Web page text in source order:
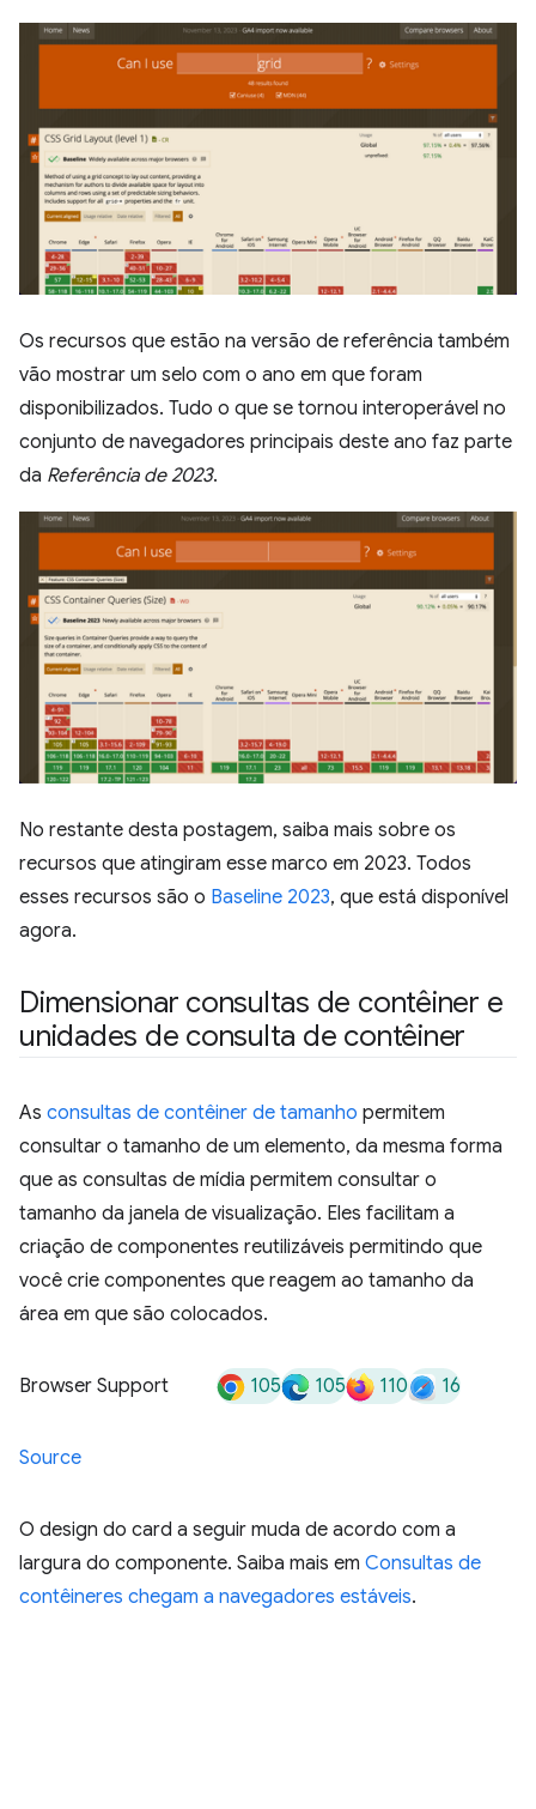
Os recursos que estão na versão de referência também
vão mostrar um selo com o ano em que foram
disponibilizados. Tudo o que se tornou interoperável no
conjunto de navegadores principais deste ano faz parte
da Referência de 2023.
No restante desta postagem, saiba mais sobre os
recursos que atingiram esse marco em 2023. Todos
esses recursos são o Baseline 2023, que está disponível
agora.
Dimensionar consultas de contêiner e
unidades de consulta de contêiner
As consultas de contêiner de tamanho permitem
consultar o tamanho de um elemento, da mesma forma
que as consultas de mídia permitem consultar o
tamanho da janela de visualização. Eles facilitam a
criação de componentes reutilizáveis permitindo que
você crie componentes que reagem ao tamanho da
área em que são colocados.
Browser Support 105 105 110 16
Source
O design do card a seguir muda de acordo com a
largura do componente. Saiba mais em Consultas de
contêineres chegam a navegadores estáveis.